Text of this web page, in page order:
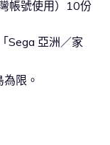
帳號使用）10份
Sega 亞洲／家
限。